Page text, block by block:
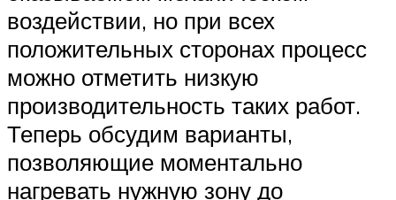
воздействии, но при всех
положительных сторонах процесс
можно отметить низкую
производительность таких работ.
Теперь обсудим варианты,
позволяющие моментально
нагревать нужную зону до